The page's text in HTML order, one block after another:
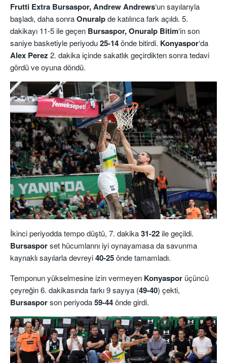
Frutti Extra Bursaspor, Andrew Andrews‘un sayılarıyla
başladı, daha sonraOnuralpde katılınca fark açıldı. 5.
dakikayı 11-5 ile geçen Bursaspor,Onuralp Bitim‘in son
saniye basketiyle periyodu25-14önde bitirdi. Konyaspor‘da
Alex Perez 2. dakika içinde sakatlık geçirdikten sonra tedavi
gördü ve oyuna döndü.
İkinci periyodda tempo düştü, 7. dakika31-22ile geçildi.
Bursasporset hücumlarını iyi oynayamasa da savunma
kaynaklı sayılarla devreyi40-25önde tamamladı.
Temponun yükselmesine izin vermeyen Konyaspor üçüncü
çeyreğin 6. dakikasında farkı 9 sayıya (49-40) çekti,
Bursasporson periyoda59-44önde girdi.